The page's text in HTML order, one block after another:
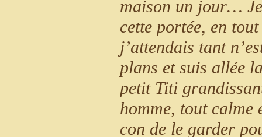
maison un jour…
cette portée, en
j’attendais tant
plans et suis allée
petit Titi
homme, tout calme
con de le garder